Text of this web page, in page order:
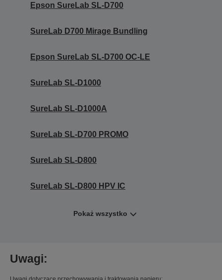
Epson SureLab SL-D700
SureLab D700 Mirage Bundling
Epson SureLab SL-D700 OC-LE
SureLab SL-D1000
SureLab SL-D1000A
SureLab SL-D700 PROMO
SureLab SL-D800
SureLab SL-D800 HPV IC
Pokaż wszystko
Uwagi: